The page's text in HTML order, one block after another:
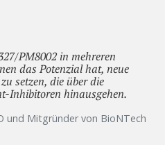
PM8002 in mehreren
das Potenzial hat, neue
setzen, die über die
Inhibitoren hinausgehen.
und Mitgründer von BioNTech